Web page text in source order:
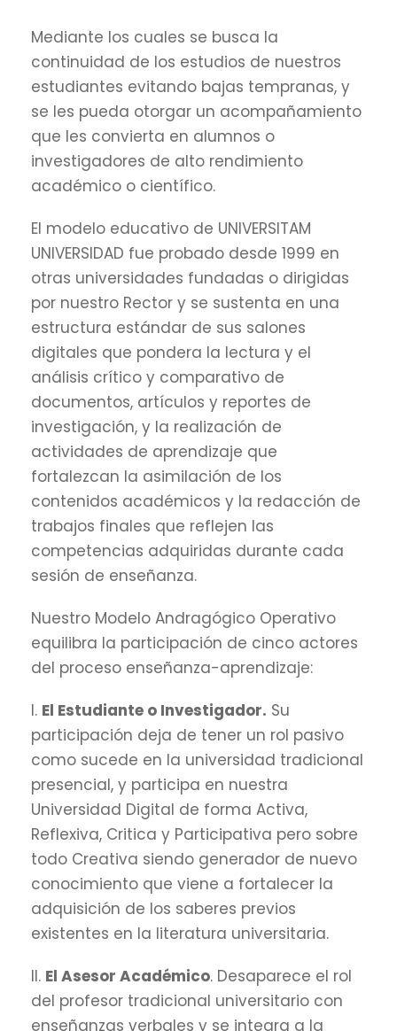
Mediante los cuales se busca la
continuidad de los estudios de nuestros
estudiantes evitando bajas tempranas, y
se les pueda otorgar un acompañamiento
que les convierta en alumnos o
investigadores de alto rendimiento
académico o científico.
El modelo educativo de UNIVERSITAM
UNIVERSIDAD fue probado desde 1999 en
otras universidades fundadas o dirigidas
por nuestro Rector y se sustenta en una
estructura estándar de sus salones
digitales que pondera la lectura y el
análisis crítico y comparativo de
documentos, artículos y reportes de
investigación, y la realización de
actividades de aprendizaje que
fortalezcan la asimilación de los
contenidos académicos y la redacción de
trabajos finales que reflejen las
competencias adquiridas durante cada
sesión de enseñanza.
Nuestro Modelo Andragógico Operativo
equilibra la participación de cinco actores
del proceso enseñanza-aprendizaje:
I. El Estudiante o Investigador. Su
participación deja de tener un rol pasivo
como sucede en la universidad tradicional
presencial, y participa en nuestra
Universidad Digital de forma Activa,
Reflexiva, Critica y Participativa pero sobre
todo Creativa siendo generador de nuevo
conocimiento que viene a fortalecer la
adquisición de los saberes previos
existentes en la literatura universitaria.
II. El Asesor Académico. Desaparece el rol
del profesor tradicional universitario con
enseñanzas verbales y se integra a la